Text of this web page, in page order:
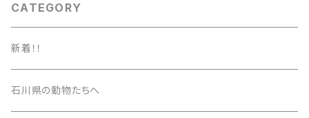
CATEGORY
新着！！
石川県の動物たちへ